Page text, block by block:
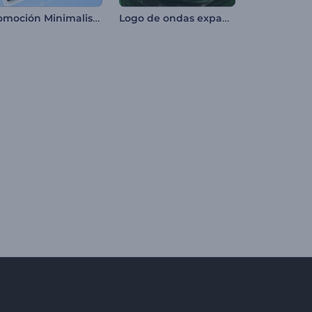
Promoción Minimalista de Álbum de Música Logo de ondas expansivas de neón